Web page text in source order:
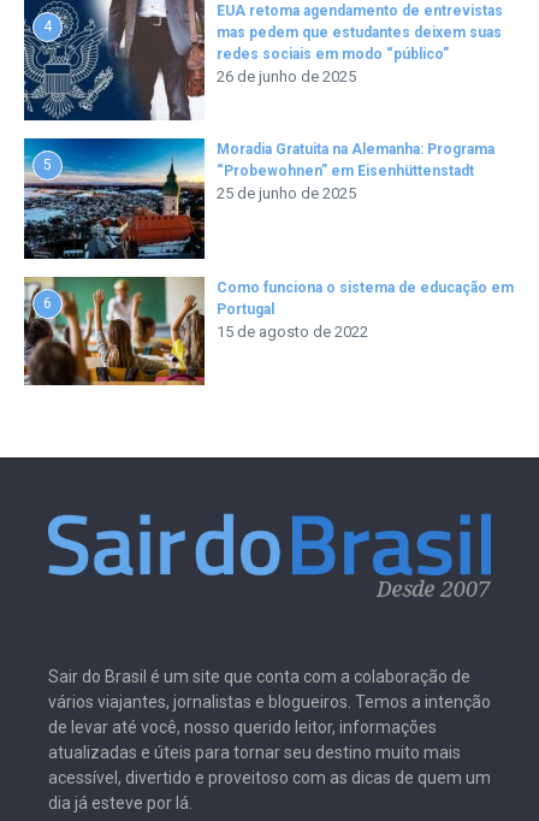
4
EUA retoma agendamento de entrevistas
mas pedem que estudantes deixem suas
redes sociais em modo “público”
26 de junho de 2025
5
Moradia Gratuita na Alemanha: Programa
“Probewohnen” em Eisenhüttenstadt
25 de junho de 2025
6
Como funciona o sistema de educação em
Portugal
15 de agosto de 2022
Sair do Brasil é um site que conta com a colaboração de
vários viajantes, jornalistas e blogueiros. Temos a intenção
de levar até você, nosso querido leitor, informações
atualizadas e úteis para tornar seu destino muito mais
acessível, divertido e proveitoso com as dicas de quem um
dia já esteve por lá.